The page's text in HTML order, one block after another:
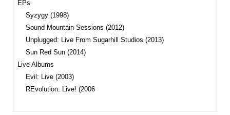
EPs
Syzygy (1998)
Sound Mountain Sessions (2012)
Unplugged: Live From Sugarhill Studios (2013)
Sun Red Sun (2014)
Live Albums
Evil: Live (2003)
REvolution: Live! (2006